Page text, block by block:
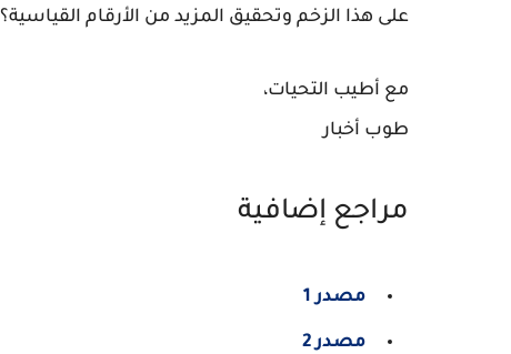
على هذا الزخم وتحقيق المزيد من الأرقام
مع أطيب التحيات،
طوب أخبار
مراجع إضافية
مصدر 1
مصدر 2